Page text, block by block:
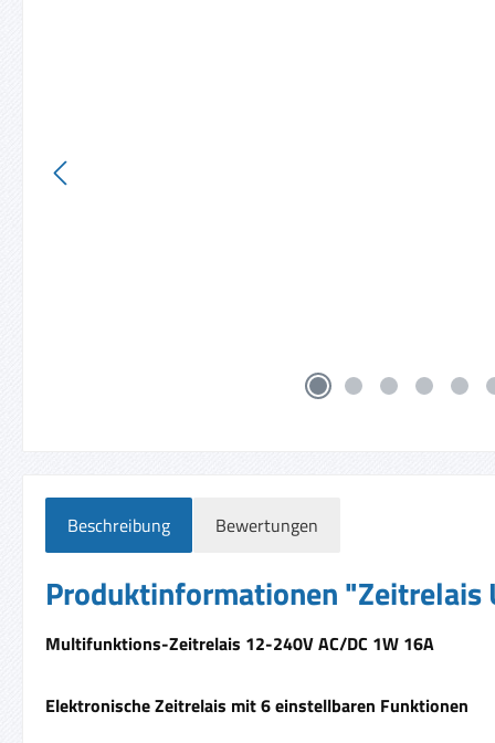
Beschreibung Bewertungen
Produktinformationen "Zeitrelais
Multifunktions-Zeitrelais 12-240V AC/DC 1W 16A
Elektronische Zeitrelais mit 6 einstellbaren Funktionen